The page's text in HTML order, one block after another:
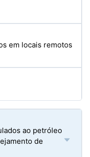
em locais remotos
ao petróleo
de